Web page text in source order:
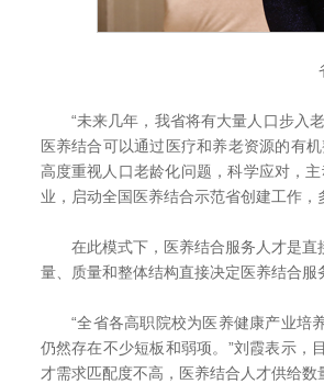
“未来几年，我省将有大量人口步入老
医养结合可以通过医疗和养老资源的有
高度重视人口老龄化问题，科学应对，
业，启动全国医养结合示范省创建工作
在此模式下，医养结合服务人才是直
量、质量和整体结构直接决定医养结合
“全省各高职院校为医养健康产业培
仍然存在不少短板和弱项。”刘霞表示，
才需求匹配度不高，医养结合人才供给